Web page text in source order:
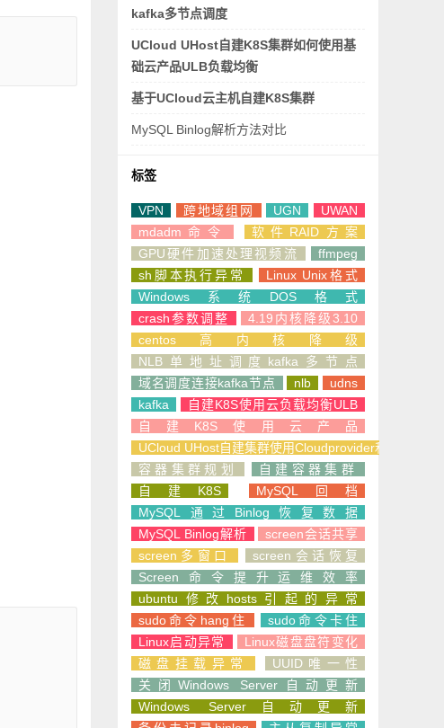
kafka多节点调度
UCloud UHost自建K8S集群如何使用基
础云产品ULB负载均衡
基于UCloud云主机自建K8S集群
MySQL Binlog解析方法对比
标签
VPN 跨地域组网 UGN
UWAN
mdadm命令
软件RAID方案
GPU硬件加速处理视频流
ffmpeg
sh脚本执行异常
Linux Unix格式
Windows系统DOS格式
crash参数调整
4.19内核降级3.10
centos高内核降级
NLB单地址调度kafka多节点
域名调度连接kafka节点
nlb
udns
kafka
自建K8S使用云负载均衡ULB
自建K8S使用云产品
UCloud UHost自建集群使用Cloudprovider和CSI
容器集群规划
自建容器集群
自建K8S
MySQL回档
MySQL通过Binlog恢复数据
MySQL Binlog解析
screen会话共享
screen多窗口
screen会话恢复
Screen命令提升运维效率
ubuntu修改hosts引起的异常
sudo命令hang住
sudo命令卡住
Linux启动异常
Linux磁盘盘符变化
磁盘挂载异常
UUID唯一性
关闭Windows Server自动更新
Windows Server自动更新